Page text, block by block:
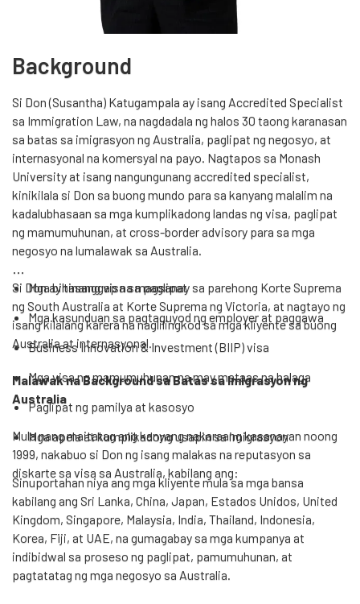
Background
Si Don (Susantha) Katugampala ay isang Accredited Specialist
sa Immigration Law, na nagdadala ng halos 30 taong karanasan
sa batas sa imigrasyon ng Australia, paglipat ng negosyo, at
internasyonal na komersyal na payo. Nagtapos sa Monash
University at isang nangungunang accredited specialist,
kinikilala si Don sa buong mundo para sa kanyang malalim na
kadalubhasaan sa mga kumplikadong landas ng visa, paglipat
ng mamumuhunan, at cross-border advisory para sa mga
negosyo na lumalawak sa Australia.
Si Don ay tinanggap na magsanay sa parehong Korte Suprema
ng South Australia at Korte Suprema ng Victoria, at nagtayo ng
isang kilalang karera na naglilingkod sa mga kliyente sa buong
Australia at internasyonal.
Malawak na Background sa Batas sa Imigrasyon ng
Australia
Mula nang maitatag ang kanyang nakaraang kasanayan noong
1999, nakabuo si Don ng isang malakas na reputasyon sa
diskarte sa visa sa Australia, kabilang ang:
Mga bihasang visa sa paglipat
Mga kasunduan sa pagtaguyod ng employer at paggawa
Business Innovation & Investment (BIIP) visa
Mga visa ng mamumuhunan na may mataas na halaga
Paglipat ng pamilya at kasosyo
Mga apela at kumplikadong usapin sa imigrasyon
Sinuportahan niya ang mga kliyente mula sa mga bansa
kabilang ang Sri Lanka, China, Japan, Estados Unidos, United
Kingdom, Singapore, Malaysia, India, Thailand, Indonesia,
Korea, Fiji, at UAE, na gumagabay sa mga kumpanya at
indibidwal sa proseso ng paglipat, pamumuhunan, at
pagtatatag ng mga negosyo sa Australia.